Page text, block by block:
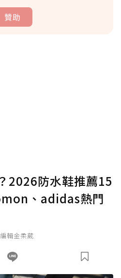
贊助
確認送出
：0點；前往 購買點數
2026防水鞋推薦15
、adidas熱門
輯金柔葳